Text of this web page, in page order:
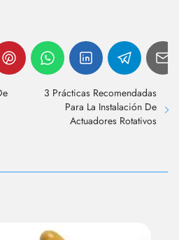
3 Prácticas Recomendadas
Para La Instalación De
Actuadores Rotativos